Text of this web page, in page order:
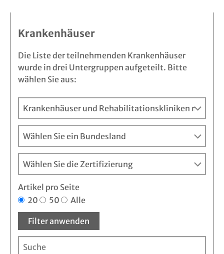
Krankenhäuser
Die Liste der teilnehmenden Krankenhäuser
wurde in drei Untergruppen aufgeteilt. Bitte
wählen Sie aus:
Artikel pro Seite
20
50 Alle
Filter anwenden